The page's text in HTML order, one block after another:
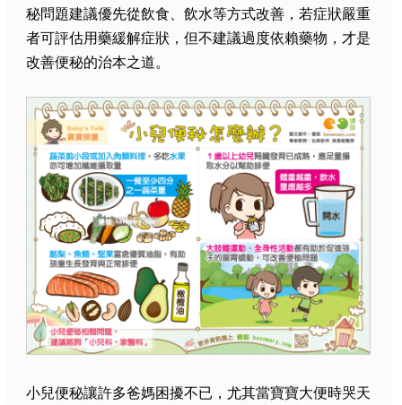
秘問題建議優先從飲食、飲水等方式改善，若症狀嚴重
者可評估用藥緩解症狀，但不建議過度依賴藥物，才是
改善便秘的治本之道。
小兒便秘讓許多爸媽困擾不已，尤其當寶寶大便時哭天